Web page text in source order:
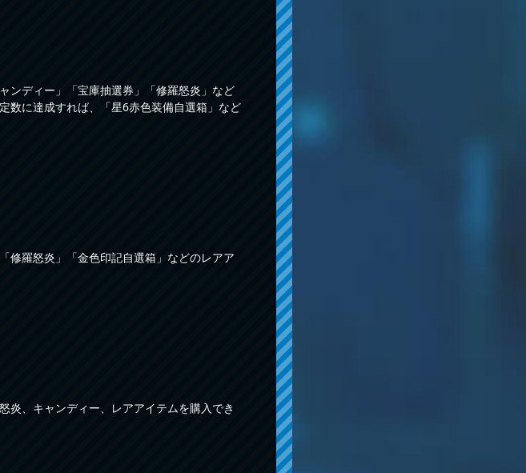
ンディー」「宝庫抽選券」「修羅怒炎」など
数に達成すれば、「星6赤色装備自選箱」など
修羅怒炎」「金色印記自選箱」などのレアア
炎、キャンディー、レアアイテムを購入でき